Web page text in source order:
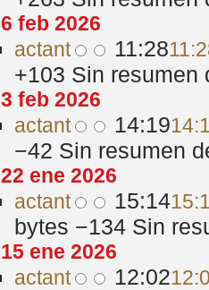
6 feb 2026
actant 11:28
+103 Sin resumen
3 feb 2026
actant 14:19
−42 Sin resumen
22 ene 2026
actant 15:14
bytes −134 Sin
15 ene 2026
actant 12:02